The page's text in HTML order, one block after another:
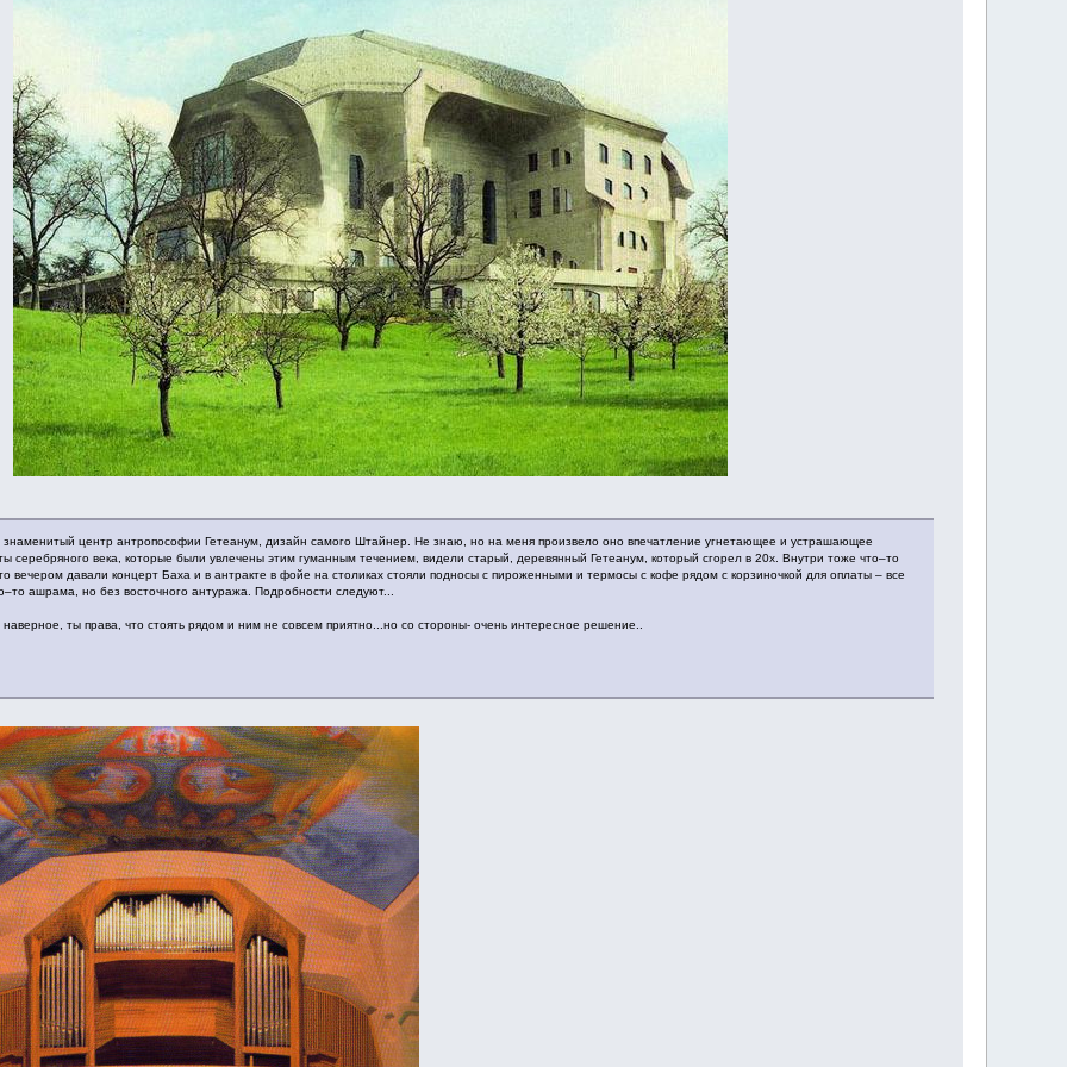
знаменитый центр антропософии Гетеанум, дизайн самого Штайнер. Не знаю, но на меня произвело оно впечатление угнетающее и устрашающее
серебряного века, которые были увлечены этим гуманным течением, видели старый, деревянный Гетеанум, который сгорел в 20х. Внутри тоже что–то
вечером давали концерт Баха и в антракте в фойе на столиках стояли подносы с пироженными и термосы с кофе рядом с корзиночкой для оплаты – все
ашрама, но без восточного антуража. Подробности следуют...
ты права, что стоять рядом и ним не совсем приятно...но со стороны- очень интересное решение..